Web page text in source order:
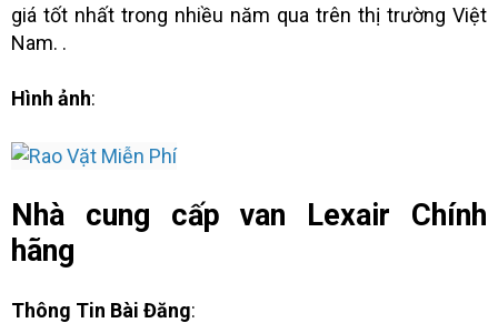
giá tốt nhất trong nhiều năm qua trên thị trường Việt
Nam. .
Hình ảnh:
Nhà cung cấp van Lexair Chính
hãng
Thông Tin Bài Đăng: